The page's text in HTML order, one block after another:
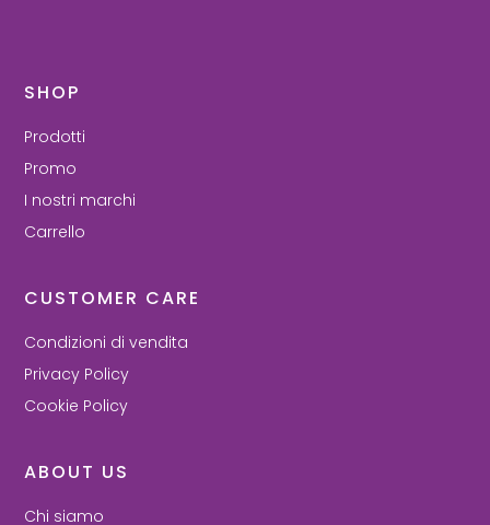
SHOP
Prodotti
Promo
I nostri marchi
Carrello
CUSTOMER CARE
Condizioni di vendita
Privacy Policy
Cookie Policy
ABOUT US
Chi siamo